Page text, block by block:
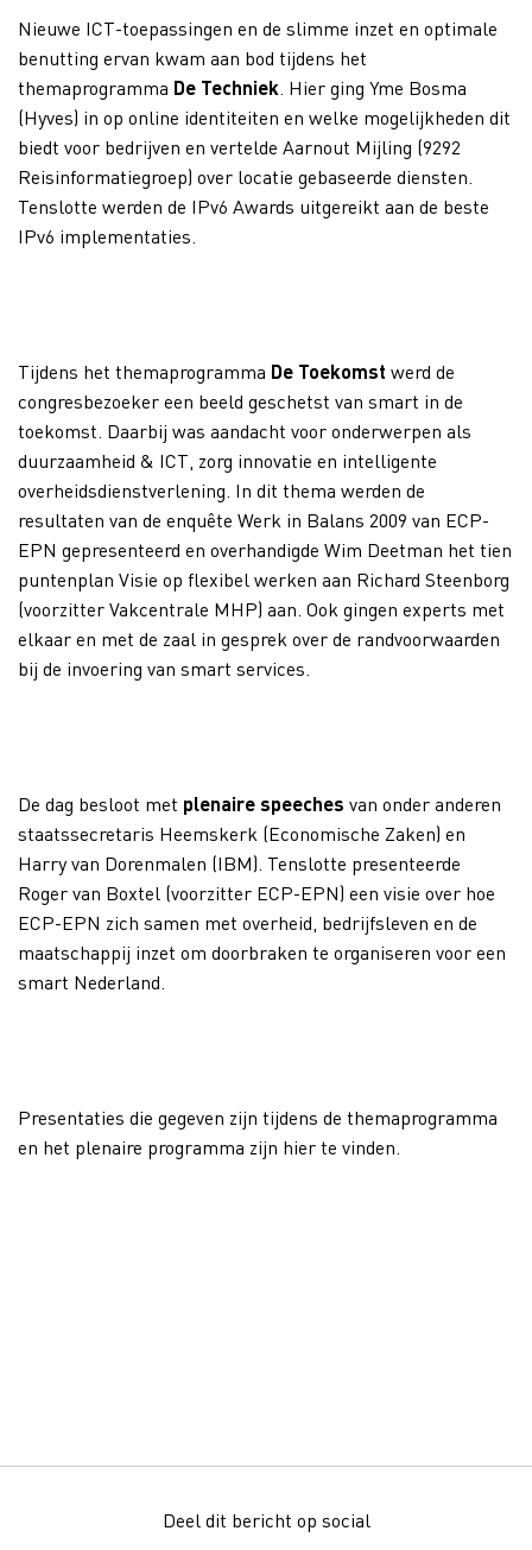
Nieuwe ICT-toepassingen en de slimme inzet en optimale
benutting ervan kwam aan bod tijdens het
themaprogramma De Techniek . Hier ging Yme Bosma
(Hyves) in op online identiteiten en welke mogelijkheden dit
biedt voor bedrijven en vertelde Aarnout Mijling (9292
Reisinformatiegroep) over locatie gebaseerde diensten.
Tenslotte werden de IPv6 Awards uitgereikt aan de beste
IPv6 implementaties.
Tijdens het themaprogramma De Toekomst werd de
congresbezoeker een beeld geschetst van smart in de
toekomst. Daarbij was aandacht voor onderwerpen als
duurzaamheid & ICT, zorg innovatie en intelligente
overheidsdienstverlening. In dit thema werden de
resultaten van de enquête Werk in Balans 2009 van ECP-
EPN gepresenteerd en overhandigde Wim Deetman het tien
puntenplan Visie op flexibel werken aan Richard Steenborg
(voorzitter Vakcentrale MHP) aan. Ook gingen experts met
elkaar en met de zaal in gesprek over de randvoorwaarden
bij de invoering van smart services.
De dag besloot met plenaire speeches van onder anderen
staatssecretaris Heemskerk (Economische Zaken) en
Harry van Dorenmalen (IBM). Tenslotte presenteerde
Roger van Boxtel (voorzitter ECP-EPN) een visie over hoe
ECP-EPN zich samen met overheid, bedrijfsleven en de
maatschappij inzet om doorbraken te organiseren voor een
smart Nederland.
Presentaties die gegeven zijn tijdens de themaprogramma
en het plenaire programma zijn hier te vinden.
Deel dit bericht op social